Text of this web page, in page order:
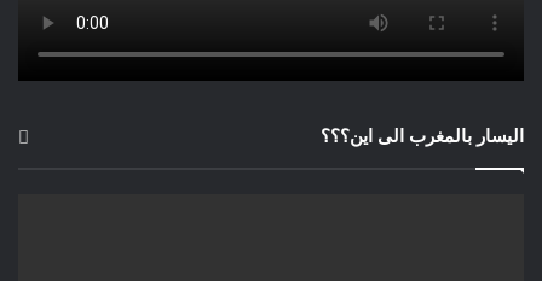
اليسار بالمغرب الى اين؟؟؟